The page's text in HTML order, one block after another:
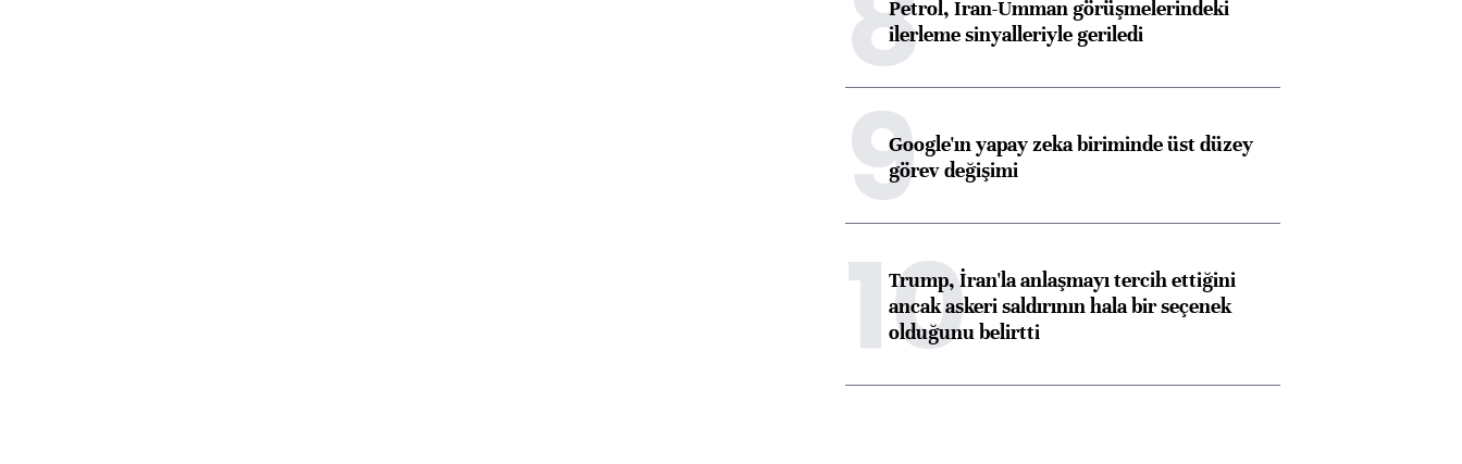
Petrol, İran-Umman görüşmelerindeki
ilerleme sinyalleriyle geriledi
9Google'ın yapay zeka biriminde üst düzey
görev değişimi
10
Trump, İran'la anlaşmayı tercih ettiğini
ancak askeri saldırının hala bir seçenek
olduğunu belirtti